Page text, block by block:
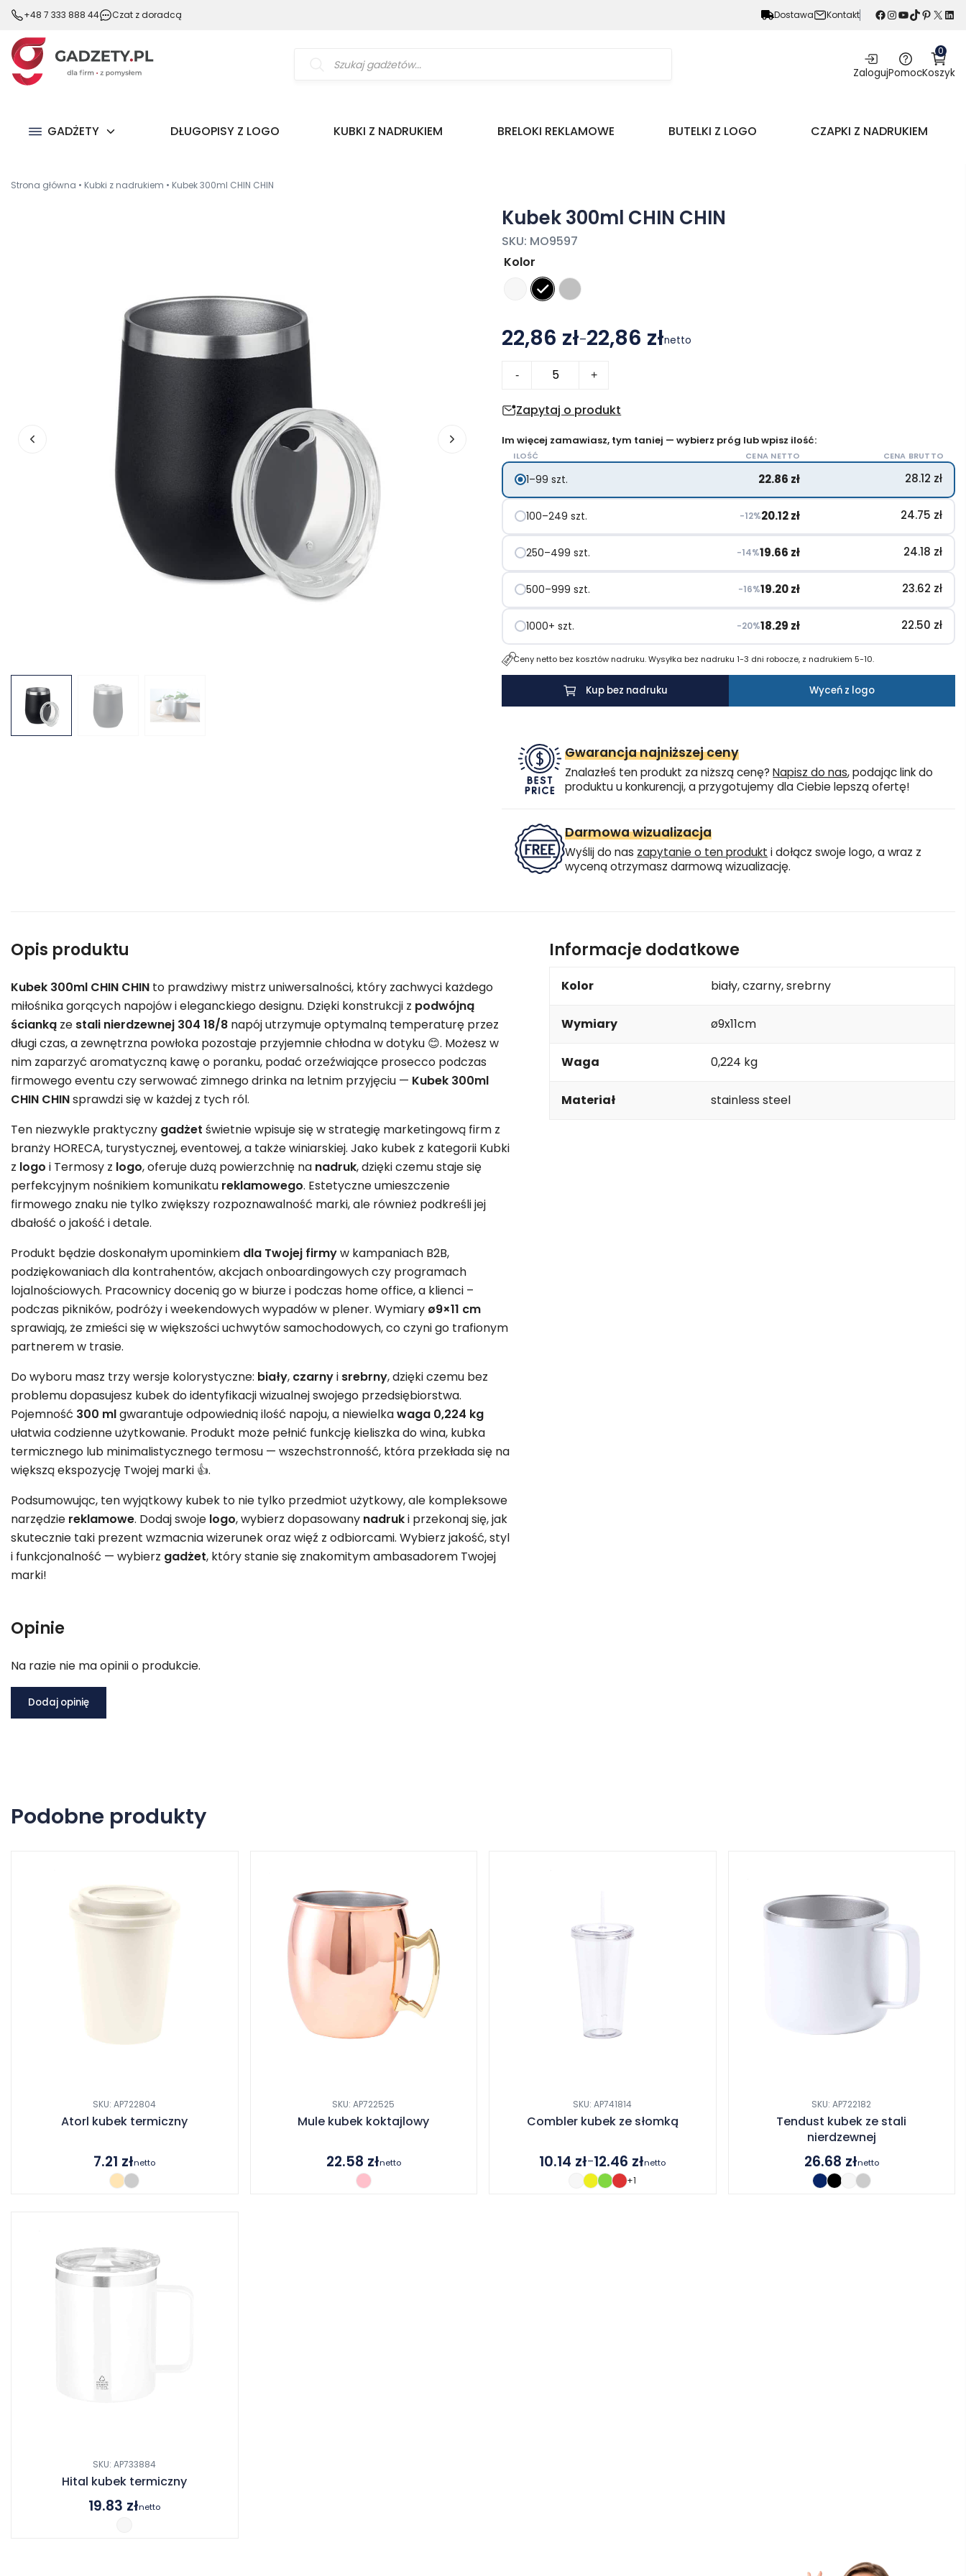
+48 7 333 888 44 Czat z doradcą Dostawa Kontakt Facebook InstagramYouTube TikTok Pinterest X LinkedIn
produktów ZalogujPomoc
0
Koszyk
GADŻETY DŁUGOPISY Z LOGO KUBKI Z NADRUKIEM BRELOKI REKLAMOWE BUTELKI Z LOGO CZAPKI Z NADRUKIEM
Strona główna • Kubki z nadrukiem • Kubek 300ml CHIN CHIN
Kubek 300ml CHIN CHIN
SKU: MO9597
Kolor
22,86 zł–22,86 zł
cen:
22.86 zł
23.62 zł
netto
-
300ml
CHIN
+
Zapytaj o produkt
Im więcej zamawiasz, tym taniej — wybierz próg lub wpisz ilość:
ILOŚĆ CENA NETTO CENA BRUTTO
1–99 szt. 22.86 zł 28.12 zł
100–249 szt. −12%20.12zł 24.75 zł
250–499 szt. −14%19.66 zł 24.18 zł
500–999 szt. −16%19.20zł 23.62 zł
1000+ szt. −20%18.29 zł 22.50 zł
Ceny netto bez kosztów nadruku. Wysyłka bez nadruku 1-3 dni robocze, z nadrukiem 5-10.
Kup bez nadruku Wyceń z logo
Gwarancja najniższej ceny
Znalazłeś ten produkt za niższą cenę?Napisz do nas, podając link do
produktu u konkurencji, a przygotujemy dla Ciebie lepszą ofertę!
Darmowa wizualizacja
Wyślij do nas zapytanie o ten produkt i dołącz swoje logo, a wraz z
wyceną otrzymasz darmową wizualizację.
Opis produktu
Kubek 300ml CHIN CHIN to prawdziwy mistrz uniwersalności, który zachwyci każdego
miłośnika gorących napojów i eleganckiego designu. Dzięki konstrukcji z podwójną
ścianką ze stali nierdzewnej 304 18/8 napój utrzymuje optymalną temperaturę przez
długi czas, a zewnętrzna powłoka pozostaje przyjemnie chłodna w dotyku 😊. Możesz w
nim zaparzyć aromatyczną kawę o poranku, podać orzeźwiające prosecco podczas
firmowego eventu czy serwować zimnego drinka na letnim przyjęciu — Kubek 300ml
CHIN CHINsprawdzi się w każdej z tych ról.
Ten niezwykle praktyczny gadżet świetnie wpisuje się w strategię marketingową firm z
branży HORECA, turystycznej, eventowej, a także winiarskiej. Jako kubek z kategorii Kubki
z logo i Termosy z logo, oferuje dużą powierzchnię na nadruk, dzięki czemu staje się
perfekcyjnym nośnikiem komunikatu reklamowego. Estetyczne umieszczenie
firmowego znaku nie tylko zwiększy rozpoznawalność marki, ale również podkreśli jej
dbałość o jakość i detale.
Produkt będzie doskonałym upominkiem dla Twojej firmyw kampaniach B2B,
podziękowaniach dla kontrahentów, akcjach onboardingowych czy programach
lojalnościowych. Pracownicy docenią go w biurze i podczas home office, a klienci –
podczas pikników, podróży i weekendowych wypadów w plener. Wymiary ø9×11 cm
sprawiają, że zmieści się w większości uchwytów samochodowych, co czyni go trafionym
partnerem w trasie.
Do wyboru masz trzy wersje kolorystyczne: biały, czarnyi srebrny, dzięki czemu bez
problemu dopasujesz kubek do identyfikacji wizualnej swojego przedsiębiorstwa.
Pojemność 300 mlgwarantuje odpowiednią ilość napoju, a niewielkawaga 0,224 kg
ułatwia codzienne użytkowanie. Produkt może pełnić funkcję kieliszka do wina, kubka
termicznego lub minimalistycznego termosu — wszechstronność, która przekłada się na
większą ekspozycję Twojej marki 👍.
Podsumowując, ten wyjątkowy kubek to nie tylko przedmiot użytkowy, ale kompleksowe
narzędzie reklamowe. Dodaj swoje logo, wybierz dopasowany nadruki przekonaj się, jak
skutecznie taki prezent wzmacnia wizerunek oraz więź z odbiorcami. Wybierz jakość, styl
i funkcjonalność — wybierz gadżet, który stanie się znakomitym ambasadorem Twojej
marki!
Informacje dodatkowe
Kolor biały, czarny, srebrny
Wymiary ø9x11cm
Waga 0,224 kg
Materiał stainless steel
Opinie
Na razie nie ma opinii o produkcie.
Dodaj opinię
Podobne produkty
SKU: AP722804
Atorl kubek termiczny
7.21 złnetto
SKU: AP722525
Mule kubek koktajlowy
22.58 złnetto
SKU: AP741814
Combler kubek ze słomką
10.14 zł–12.46 złnetto
+1
SKU: AP722182
Tendust kubek ze stali
nierdzewnej
26.68 złnetto
SKU: AP733884
Hital kubek termiczny
19.83 złnetto